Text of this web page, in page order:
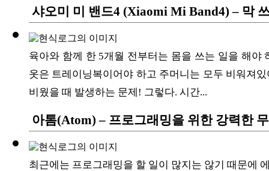
샤오미 미 밴드4 (Xiaomi Mi Band4) – 막
육아와 함께 한 5개월 전부터는 몸을 쓰는 일을 해
옷은 트레이닝복이어야 하고 주머니는 모두 비워져
비웠을 때 발생하는 문제! 그렇다. 시간...
아톰(Atom) – 프로그래밍을 위한 강력한
최근에는 프로그래밍을 할 일이 많지는 않기 때문에